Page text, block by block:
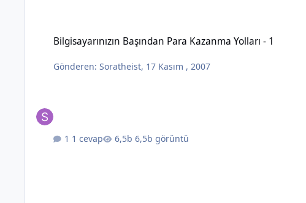
Bilgisayarınızın Başından Para Kazanma Yolları - 1
Gönderen:Soratheist, 17 Kasım , 2007
1 cevap 6,5b görüntü